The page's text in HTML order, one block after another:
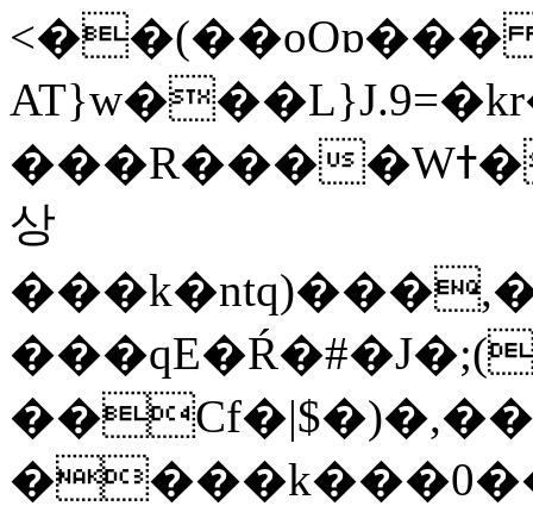
���R����Wߙ���o�O���ӯ��������?
상